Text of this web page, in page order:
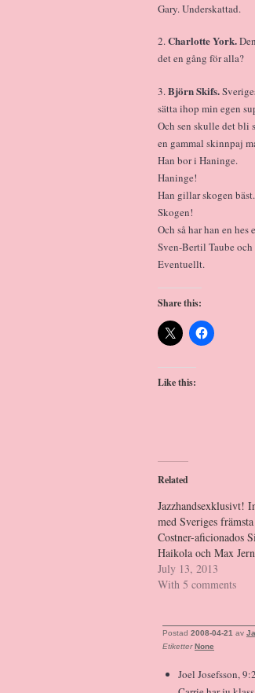
Gary. Underskattad.
2.Charlotte York.
det en gång för alla?
3. Björn Skifs.
sätta ihop min egen
Och sen skulle det bli
en gammal skinnpaj
Han bor i Haninge.
Haninge!
Han gillar skogen bäst.
Skogen!
Och så har han en
Sven-Bertil Taube
Eventuellt.
Share this:
Like this:
Related
Jazzhandsexklusivt!
med Sveriges
Costner-aficionados
Haikola och Max
July 13, 2013
With 5 comments
Postad 2008-04-21 av
Etiketter None
Joel Josefsson,